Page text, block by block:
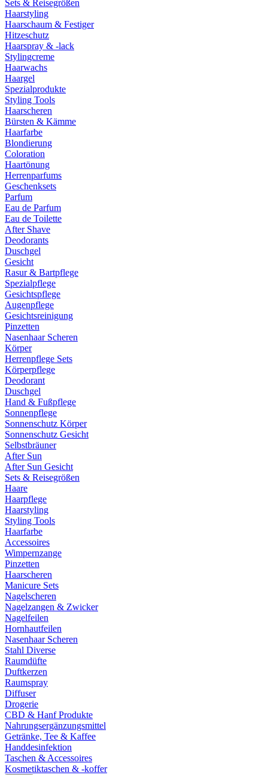
Sets & Reisegrößen
Haarstyling
Haarschaum & Festiger
Hitzeschutz
Haarspray & -lack
Stylingcreme
Haarwachs
Haargel
Spezialprodukte
Styling Tools
Haarscheren
Bürsten & Kämme
Haarfarbe
Blondierung
Coloration
Haartönung
Herrenparfums
Geschenksets
Parfum
Eau de Parfum
Eau de Toilette
After Shave
Deodorants
Duschgel
Gesicht
Rasur & Bartpflege
Spezialpflege
Gesichtspflege
Augenpflege
Gesichtsreinigung
Pinzetten
Nasenhaar Scheren
Körper
Herrenpflege Sets
Körperpflege
Deodorant
Duschgel
Hand & Fußpflege
Sonnenpflege
Sonnenschutz Körper
Sonnenschutz Gesicht
Selbstbräuner
After Sun
After Sun Gesicht
Sets & Reisegrößen
Haare
Haarpflege
Haarstyling
Styling Tools
Haarfarbe
Accessoires
Wimpernzange
Pinzetten
Haarscheren
Manicure Sets
Nagelscheren
Nagelzangen & Zwicker
Nagelfeilen
Hornhautfeilen
Nasenhaar Scheren
Stahl Diverse
Raumdüfte
Duftkerzen
Raumspray
Diffuser
Drogerie
CBD & Hanf Produkte
Nahrungsergänzungsmittel
Getränke, Tee & Kaffee
Handdesinfektion
Taschen & Accessoires
Kosmetiktaschen & -koffer